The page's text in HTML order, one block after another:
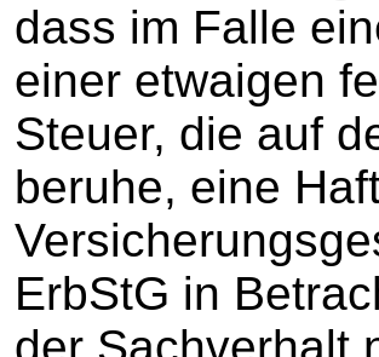
dass im Falle
einer etwaigen
Steuer, die auf
beruhe, eine
ErbStG in